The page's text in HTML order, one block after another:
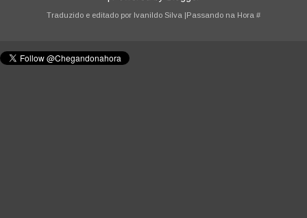
Traduzido e editado por Ivanildo Silva |Passando na Hora #